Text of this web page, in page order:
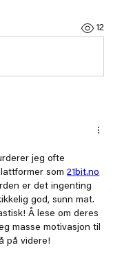
12
jeg ofte
som 21bit.no
er det ingenting
god, sunn mat.
Å lese om deres
masse motivasjon til
på videre!